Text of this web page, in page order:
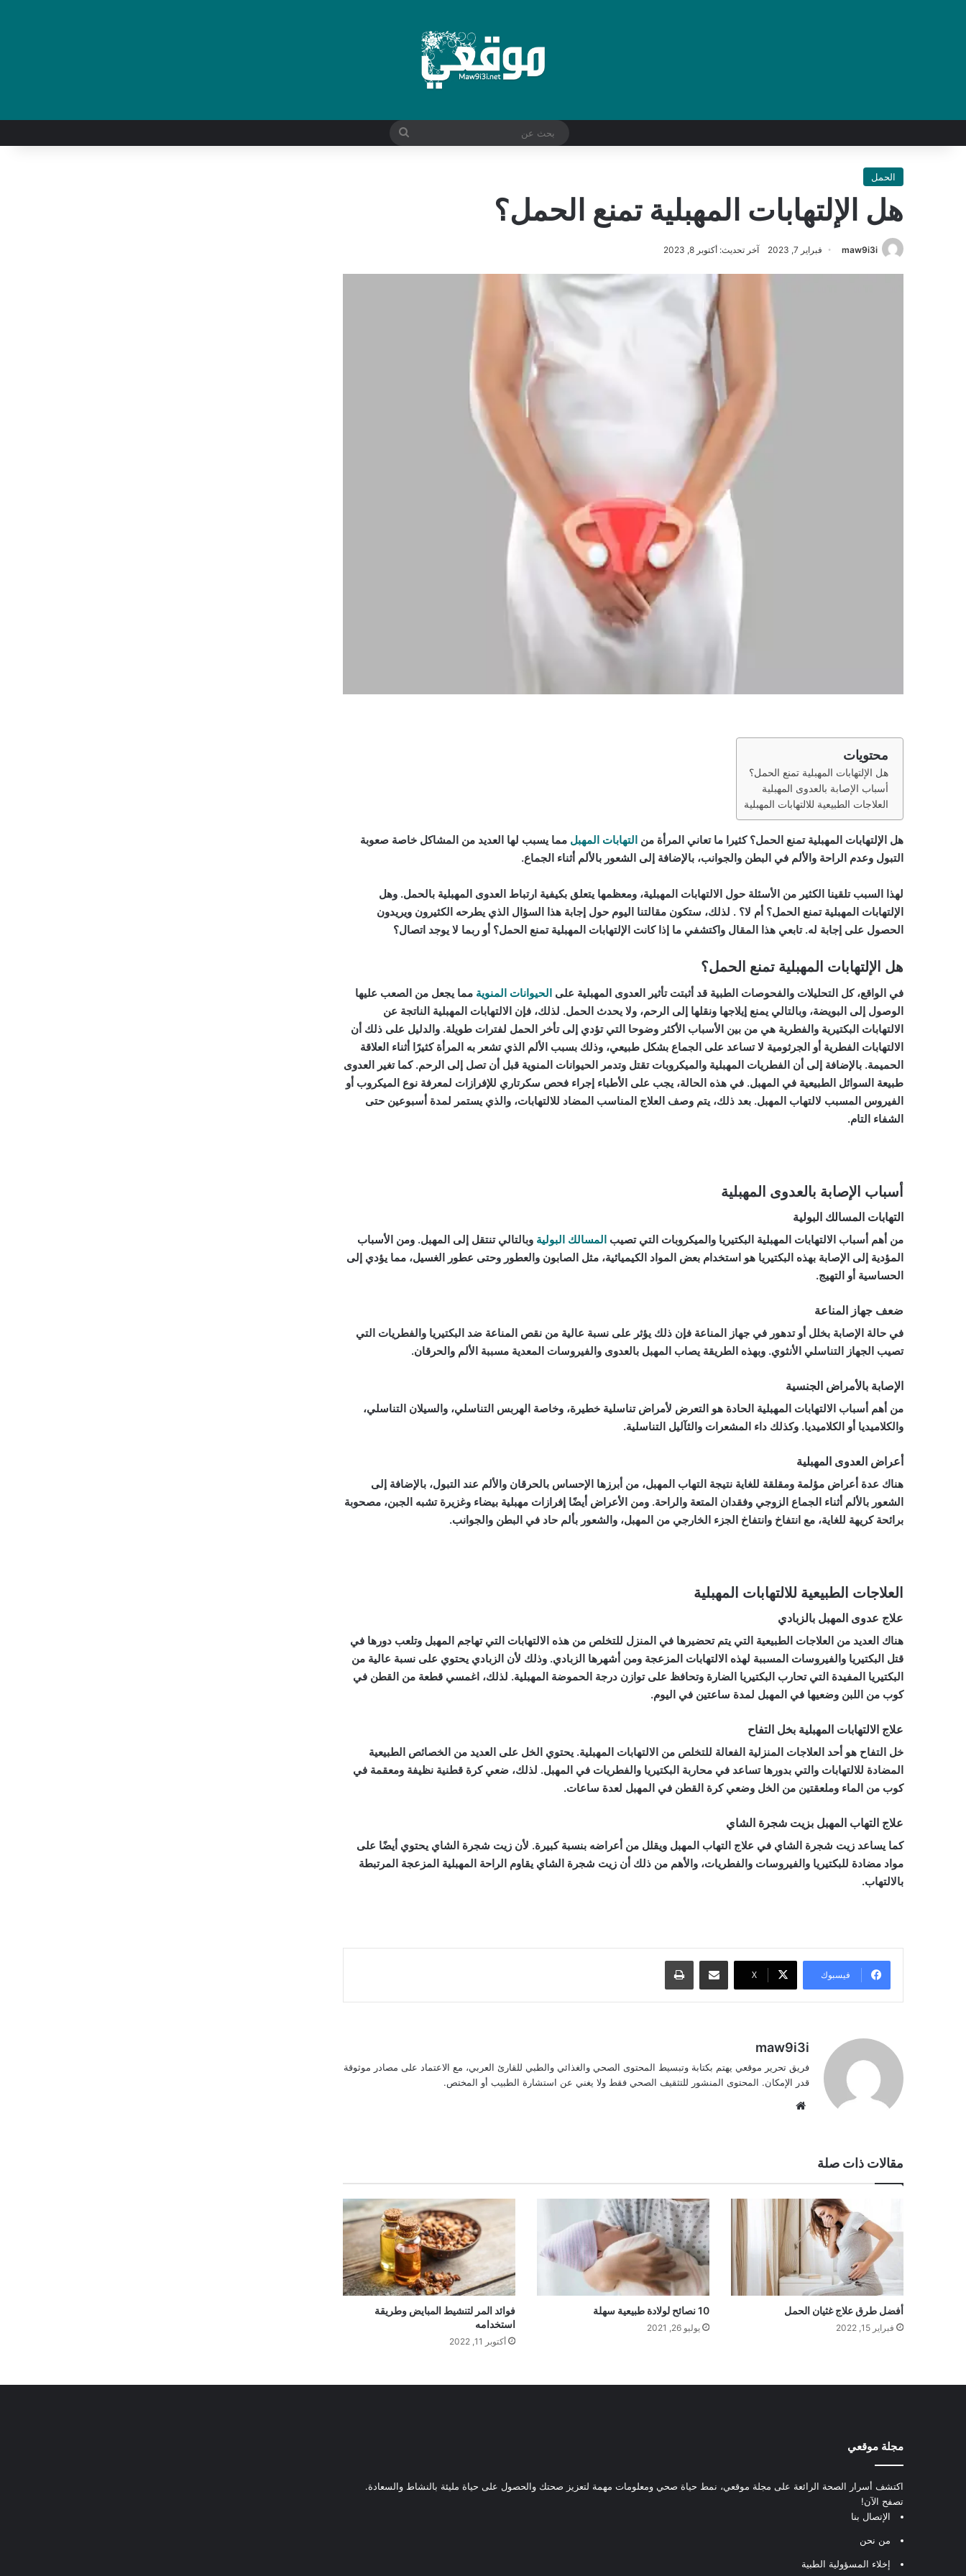
بحث
الحمل
هل الإلتهابات المهبلية تمنع الحمل؟
maw9i3i فبراير 7, 2023 آخر تحديث: أكتوبر 8, 2023
محتويات
هل الإلتهابات المهبلية تمنع الحمل؟
أسباب الإصابة بالعدوى المهبلية
العلاجات الطبيعية للالتهابات المهبلية
هل الإلتهابات المهبلية تمنع الحمل؟ كثيرا ما تعاني المرأة من التهابات المهبل مما يسبب لها العديد من المشاكل خاصة صعوبة
التبول وعدم الراحة والألم في البطن والجوانب، بالإضافة إلى الشعور بالألم أثناء الجماع.
لهذا السبب تلقينا الكثير من الأسئلة حول الالتهابات المهبلية، ومعظمها يتعلق بكيفية ارتباط العدوى المهبلية بالحمل. وهل
الإلتهابات المهبلية تمنع الحمل؟ أم لا؟ . لذلك، ستكون مقالتنا اليوم حول إجابة هذا السؤال الذي يطرحه الكثيرون ويريدون
الحصول على إجابة له. تابعي هذا المقال واكتشفي ما إذا كانت الإلتهابات المهبلية تمنع الحمل؟ أو ربما لا يوجد اتصال؟
هل الإلتهابات المهبلية تمنع الحمل؟
في الواقع، كل التحليلات والفحوصات الطبية قد أثبتت تأثير العدوى المهبلية على الحيوانات المنوية مما يجعل من الصعب عليها
الوصول إلى البويضة، وبالتالي يمنع إيلاجها ونقلها إلى الرحم، ولا يحدث الحمل. لذلك، فإن الالتهابات المهبلية الناتجة عن
الالتهابات البكتيرية والفطرية هي من بين الأسباب الأكثر وضوحا التي تؤدي إلى تأخر الحمل لفترات طويلة. والدليل على ذلك أن
الالتهابات الفطرية أو الجرثومية لا تساعد على الجماع بشكل طبيعي، وذلك بسبب الألم الذي تشعر به المرأة كثيرًا أثناء العلاقة
الحميمة. بالإضافة إلى أن الفطريات المهبلية والميكروبات تقتل وتدمر الحيوانات المنوية قبل أن تصل إلى الرحم. كما تغير العدوى
طبيعة السوائل الطبيعية في المهبل. في هذه الحالة، يجب على الأطباء إجراء فحص سكرتاري للإفرازات لمعرفة نوع الميكروب أو
الفيروس المسبب لالتهاب المهبل. بعد ذلك، يتم وصف العلاج المناسب المضاد للالتهابات، والذي يستمر لمدة أسبوعين حتى
الشفاء التام.
أسباب الإصابة بالعدوى المهبلية
التهابات المسالك البولية
من أهم أسباب الالتهابات المهبلية البكتيريا والميكروبات التي تصيب المسالك البولية وبالتالي تنتقل إلى المهبل. ومن الأسباب
المؤدية إلى الإصابة بهذه البكتيريا هو استخدام بعض المواد الكيميائية، مثل الصابون والعطور وحتى عطور الغسيل، مما يؤدي إلى
الحساسية أو التهيج.
ضعف جهاز المناعة
في حالة الإصابة بخلل أو تدهور في جهاز المناعة فإن ذلك يؤثر على نسبة عالية من نقص المناعة ضد البكتيريا والفطريات التي
تصيب الجهاز التناسلي الأنثوي. وبهذه الطريقة يصاب المهبل بالعدوى والفيروسات المعدية مسببة الألم والحرقان.
الإصابة بالأمراض الجنسية
من أهم أسباب الالتهابات المهبلية الحادة هو التعرض لأمراض تناسلية خطيرة، وخاصة الهربس التناسلي، والسيلان التناسلي،
والكلاميديا ​​أو الكلاميديا. وكذلك داء المشعرات والثآليل التناسلية.
أعراض العدوى المهبلية
هناك عدة أعراض مؤلمة ومقلقة للغاية نتيجة التهاب المهبل، من أبرزها الإحساس بالحرقان والألم عند التبول، بالإضافة إلى
الشعور بالألم أثناء الجماع الزوجي وفقدان المتعة والراحة. ومن الأعراض أيضًا إفرازات مهبلية بيضاء وغزيرة تشبه الجبن، مصحوبة
برائحة كريهة للغاية، مع انتفاخ وانتفاخ الجزء الخارجي من المهبل، والشعور بألم حاد في البطن والجوانب.
العلاجات الطبيعية للالتهابات المهبلية
علاج عدوى المهبل بالزبادي
هناك العديد من العلاجات الطبيعية التي يتم تحضيرها في المنزل للتخلص من هذه الالتهابات التي تهاجم المهبل وتلعب دورها في
قتل البكتيريا والفيروسات المسببة لهذه الالتهابات المزعجة ومن أشهرها الزبادي. وذلك لأن الزبادي يحتوي على نسبة عالية من
البكتيريا المفيدة التي تحارب البكتيريا الضارة وتحافظ على توازن درجة الحموضة المهبلية. لذلك، اغمسي قطعة من القطن في
كوب من اللبن وضعيها في المهبل لمدة ساعتين في اليوم.
علاج الالتهابات المهبلية بخل التفاح
خل التفاح هو أحد العلاجات المنزلية الفعالة للتخلص من الالتهابات المهبلية. يحتوي الخل على العديد من الخصائص الطبيعية
المضادة للالتهابات والتي بدورها تساعد في محاربة البكتيريا والفطريات في المهبل. لذلك، ضعي كرة قطنية نظيفة ومعقمة في
كوب من الماء وملعقتين من الخل وضعي كرة القطن في المهبل لعدة ساعات.
علاج التهاب المهبل بزيت شجرة الشاي
كما يساعد زيت شجرة الشاي في علاج التهاب المهبل ويقلل من أعراضه بنسبة كبيرة. لأن زيت شجرة الشاي يحتوي أيضًا على
مواد مضادة للبكتيريا والفيروسات والفطريات، والأهم من ذلك أن زيت شجرة الشاي يقاوم الراحة المهبلية المزعجة المرتبطة
بالالتهاب.
فيسبوك ‫X
مشاركة عبر البريد طباعة
maw9i3i
فريق تحرير موقعي يهتم بكتابة وتبسيط المحتوى الصحي والغذائي والطبي للقارئ العربي، مع الاعتماد على مصادر موثوقة
قدر الإمكان. المحتوى المنشور للتثقيف الصحي فقط ولا يغني عن استشارة الطبيب أو المختص.
مقالات ذات صلة
أفضل طرق علاج غثيان الحمل
فبراير 15, 2022
10 نصائح لولادة طبيعية سهلة
يوليو 26, 2021
فوائد المر لتنشيط المبايض وطريقة
استخدامه
أكتوبر 11, 2022
مجلة موقعي
اكتشف أسرار الصحة الرائعة على مجلة موقعي، نمط حياة صحي ومعلومات مهمة لتعزيز صحتك والحصول على حياة مليئة بالنشاط والسعادة.
تصفح الآن!
الإتصال بنا
من نحن
إخلاء المسؤولية الطبية